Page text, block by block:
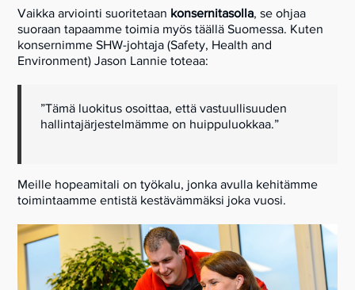
Vaikka arviointi suoritetaan konsernitasolla, se ohjaa
suoraan tapaamme toimia myös täällä Suomessa. Kuten
konsernimme SHW-johtaja (Safety, Health and
Environment) Jason Lannie toteaa:
”Tämä luokitus osoittaa, että vastuullisuuden
hallintajärjestelmämme on huippuluokkaa.”
Meille hopeamitali on työkalu, jonka avulla kehitämme
toimintaamme entistä kestävämmäksi joka vuosi.